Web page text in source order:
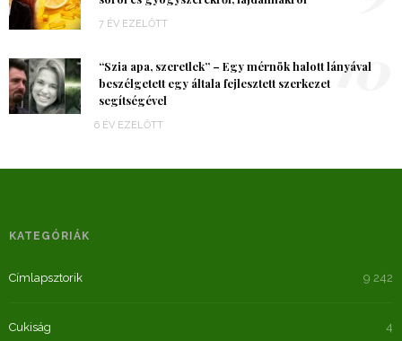
7 ÉV EZELŐTT
“Szia apa, szeretlek” – Egy mérnök halott lányával
beszélgetett egy általa fejlesztett szerkezet
segítségével
6 ÉV EZELŐTT
10
KATEGÓRIÁK
Címlapsztorik 9 242
Cukiság 4